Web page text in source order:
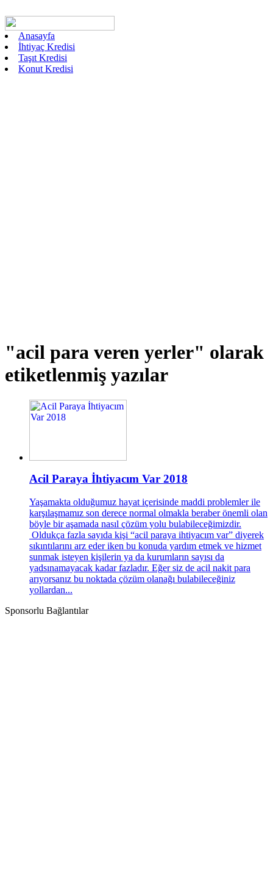
Anasayfa
İhtiyaç Kredisi
Taşıt Kredisi
Konut Kredisi
"acil para veren yerler" olarak
etiketlenmiş yazılar
Acil Paraya İhtiyacım Var 2018
Yaşamakta olduğumuz hayat içerisinde maddi problemler ile
karşılaşmamız son derece normal olmakla beraber önemli olan
böyle bir aşamada nasıl çözüm yolu bulabileceğimizdir.
Oldukça fazla sayıda kişi “acil paraya ihtiyacım var” diyerek
sıkıntılarını arz eder iken bu konuda yardım etmek ve hizmet
sunmak isteyen kişilerin ya da kurumların sayısı da
yadsınamayacak kadar fazladır. Eğer siz de acil nakit para
arıyorsanız bu noktada çözüm olanağı bulabileceğiniz
yollardan...
Sponsorlu Bağlantılar